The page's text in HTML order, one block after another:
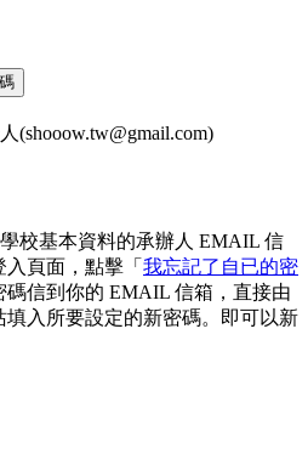
(shooow.tw@gmail.com)
校基本資料的承辦人 EMAIL 信
頁面，點擊「 我忘記了自已的密
碼信到你的 EMAIL 信箱，直接由
入所要設定的新密碼。即可以新